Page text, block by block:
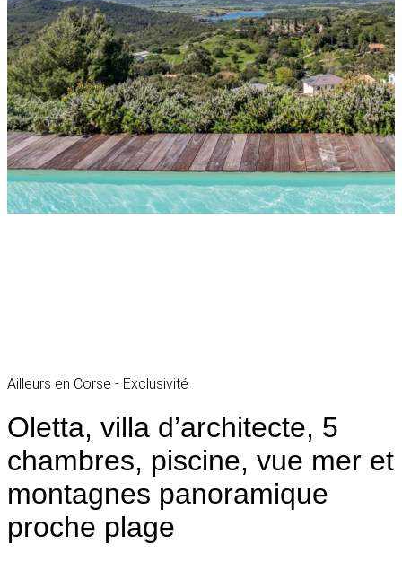
Ailleurs en Corse - Exclusivité
Oletta, villa d’architecte, 5
chambres, piscine, vue mer et
montagnes panoramique
proche plage